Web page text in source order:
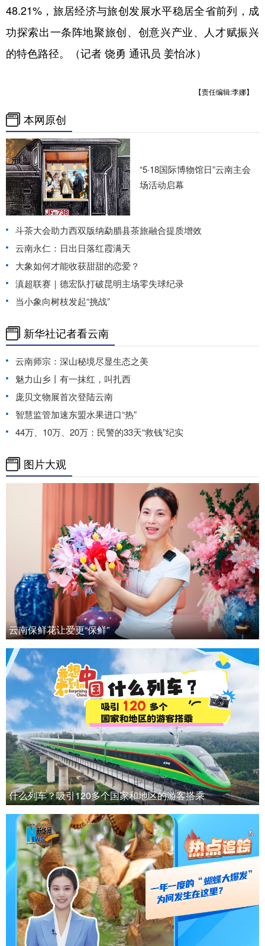
48.21%，旅居经济与旅创发展水平稳居全省前列，成
功探索出一条阵地聚旅创、创意兴产业、人才赋振兴
的特色路径。（记者 饶勇 通讯员 姜怡冰）
【责任编辑:李娜】
本网原创
“5·18国际博物馆日”云南主会
场活动启幕
斗茶大会助力西双版纳勐腊县茶旅融合提质增效
云南永仁：日出日落红霞满天
大象如何才能收获甜甜的恋爱？
滇超联赛｜德宏队打破昆明主场零失球纪录
当小象向树枝发起“挑战”
新华社记者看云南
云南师宗：深山秘境尽显生态之美
魅力山乡丨有一抹红，叫扎西
庞贝文物展首次登陆云南
智慧监管加速东盟水果进口“热”
44万、10万、20万：民警的33天“救钱”纪实
图片大观
云南保鲜花让爱更“保鲜”
什么列车？吸引120多个国家和地区的游客搭乘